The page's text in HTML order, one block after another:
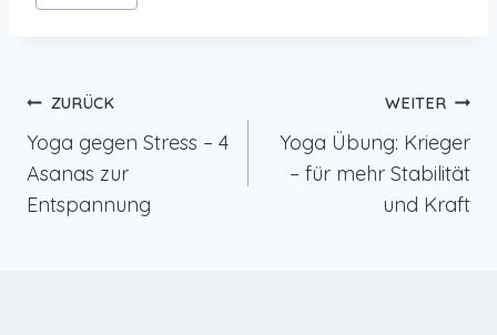
Beitragsnavigation
ZURÜCK
Yoga gegen Stress – 4
Asanas zur
Entspannung
WEITER
Yoga Übung: Krieger
– für mehr Stabilität
und Kraft